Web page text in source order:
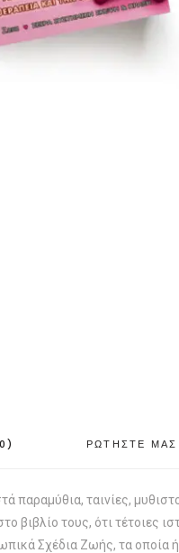
ΡΩΤΗΣΤΕ ΜΑΣ
παραμύθια, ταινίες,
βιβλίο τους, ότι
Σχέδια Ζωής, τα